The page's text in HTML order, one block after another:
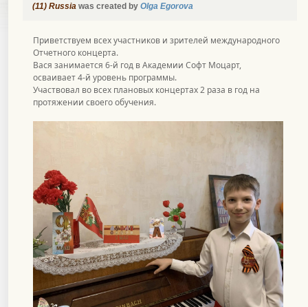
(11) Russia was created by Olga Egorova
Приветствуем всех участников и зрителей международного
Отчетного концерта.
Вася занимается 6-й год в Академии Софт Моцарт,
осваивает 4-й уровень программы.
Участвовал во всех плановых концертах 2 раза в год на
протяжении своего обучения.